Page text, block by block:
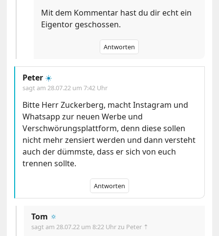
Mit dem Kommentar hast du dir echt ein
Eigentor geschossen.
Antworten
Peter ☀️
sagt am28.07.22 um 7:42 Uhr
Bitte Herr Zuckerberg, macht Instagram und
Whatsapp zur neuen Werbe und
Verschwörungsplattform, denn diese sollen
nicht mehr zensiert werden und dann versteht
auch der dümmste, dass er sich von euch
trennen sollte.
Antworten
Tom 🔅
sagt am28.07.22 um 8:22 Uhrzu Peter ⇡